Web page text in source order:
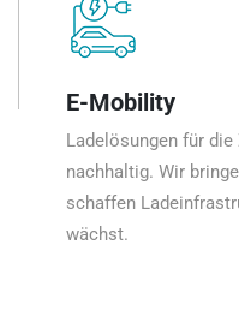
E-Mobility
Ladelösungen für
nachhaltig. Wir
schaffen
wächst.